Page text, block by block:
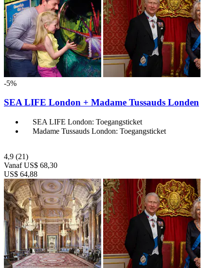
-5%
SEA LIFE London + Madame Tussauds Londen
SEA LIFE London: Toegangsticket
Madame Tussauds London: Toegangsticket
4,9 (21)
Vanaf US$ 68,30
US$ 64,88